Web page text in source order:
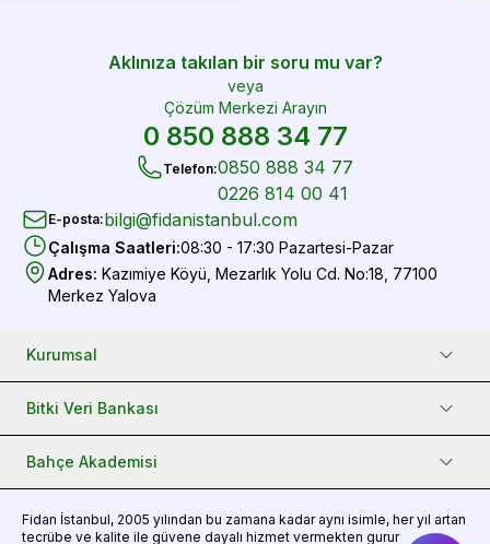
Aklınıza takılan bir soru mu var?
veya
Çözüm Merkezi Arayın
0 850 888 34 77
Telefon:0850 888 34 77
0226 814 00 41
E-posta:bilgi@fidanistanbul.com
Çalışma Saatleri:08:30 - 17:30 Pazartesi-Pazar
Adres: Kazımiye Köyü, Mezarlık Yolu Cd. No:18, 77100
Merkez Yalova
Kurumsal
Bitki Veri Bankası
Bahçe Akademisi
Fidan İstanbul, 2005 yılından bu zamana kadar aynı isimle, her yıl artan
tecrübe ve kalite ile güvene dayalı hizmet vermekten gurur